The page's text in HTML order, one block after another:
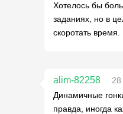
Хотелось бы
заданиях, но в
скоротать время.
alim-82258
Динамичные
правда, иногда